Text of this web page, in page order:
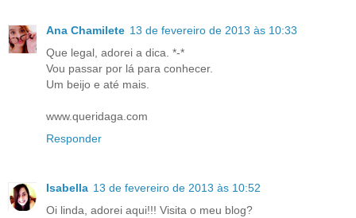
Ana Chamilete 13 de fevereiro de 2013 às 10:33
Que legal, adorei a dica. *-*
Vou passar por lá para conhecer.
Um beijo e até mais.
www.queridaga.com
Responder
Isabella 13 de fevereiro de 2013 às 10:52
Oi linda, adorei aqui!!! Visita o meu blog?